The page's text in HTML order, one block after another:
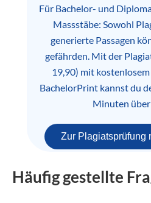
Für Bachelor- und
Massstäbe: Sowohl
generierte Passagen
gefährden. Mit der
19,90) mit
BachelorPrint kannst du
Minuten
Zur Plagiatsprüfung
Häufig gestellte